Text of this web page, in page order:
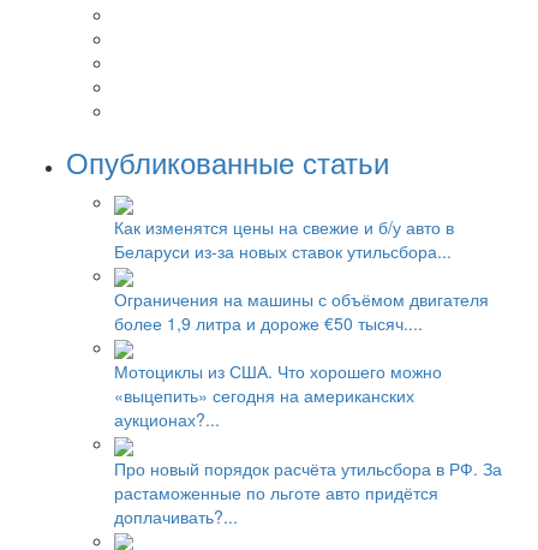
Опубликованные статьи
Как изменятся цены на свежие и б/у авто в
Беларуси из-за новых ставок утильсбора...
Ограничения на машины с объёмом двигателя
более 1,9 литра и дороже €50 тысяч....
Мотоциклы из США. Что хорошего можно
«выцепить» сегодня на американских
аукционах?...
Про новый порядок расчёта утильсбора в РФ. За
растаможенные по льготе авто придётся
доплачивать?...